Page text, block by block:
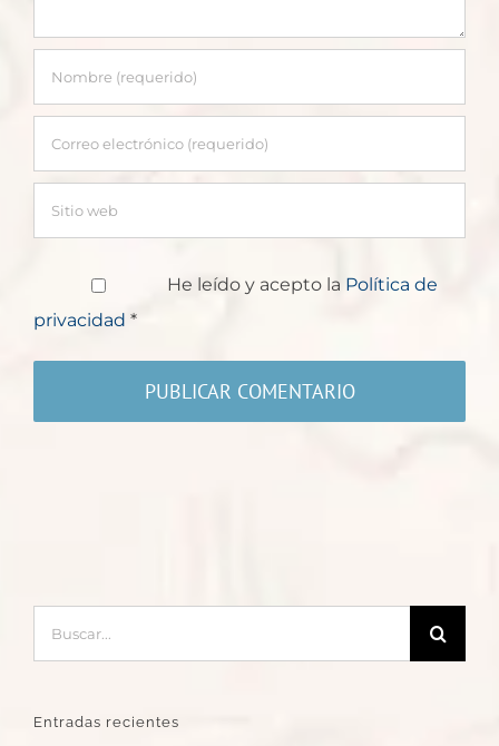
He leído y acepto la Política de
privacidad *
Entradas recientes